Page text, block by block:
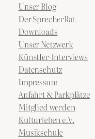
Unser Blog
Der SprecherRat
Downloads
Unser Netzwerk
Künstler-Interviews
Datenschutz
Impressum
Anfahrt & Parkplätze
Mitglied werden
Kulturleben e.V.
Musikschule